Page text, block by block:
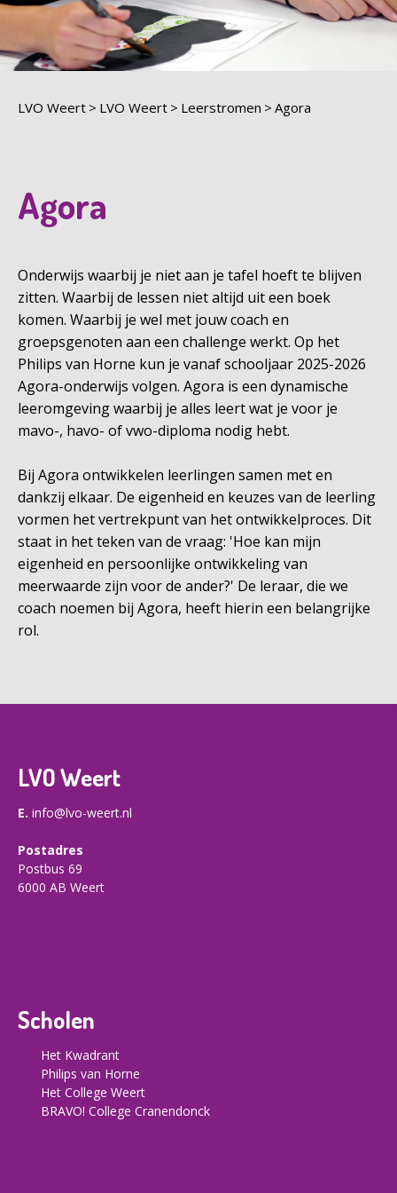
LVO Weert LVO Weert Leerstromen Agora
Agora
Onderwijs waarbij je niet aan je tafel hoeft te blijven
zitten. Waarbij de lessen niet altijd uit een boek
komen. Waarbij je wel met jouw coach en
groepsgenoten aan een challenge werkt. Op het
Philips van Horne kun je vanaf schooljaar 2025-2026
Agora-onderwijs volgen. Agora is een dynamische
leeromgeving waarbij je alles leert wat je voor je
mavo-, havo- of vwo-diploma nodig hebt.
Bij Agora ontwikkelen leerlingen samen met en
dankzij elkaar. De eigenheid en keuzes van de leerling
vormen het vertrekpunt van het ontwikkelproces. Dit
staat in het teken van de vraag: 'Hoe kan mijn
eigenheid en persoonlijke ontwikkeling van
meerwaarde zijn voor de ander?' De leraar, die we
coach noemen bij Agora, heeft hierin een belangrijke
rol.
LVO Weert
E. info@lvo-weert.nl
Postadres
Postbus 69
6000 AB Weert
Scholen
Het Kwadrant
Philips van Horne
Het College Weert
BRAVO! College Cranendonck